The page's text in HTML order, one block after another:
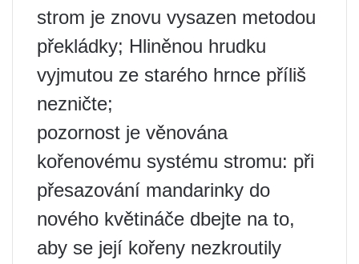
strom je znovu vysazen metodou
překládky; Hliněnou hrudku
vyjmutou ze starého hrnce příliš
nezničte;
pozornost je věnována
kořenovému systému stromu: při
přesazování mandarinky do
nového květináče dbejte na to,
aby se její kořeny nezkroutily